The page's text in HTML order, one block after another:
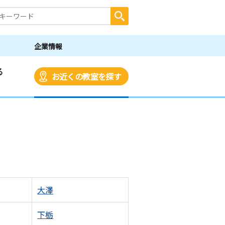
企業情報
お近くの教室を探す
大澤
下栃